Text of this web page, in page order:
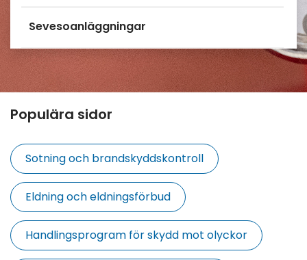
Sevesoanläggningar
Populära sidor
Sotning och brandskyddskontroll
Eldning och eldningsförbud
Handlingsprogram för skydd mot olyckor